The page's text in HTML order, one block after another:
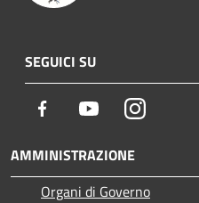
SEGUICI SU
Facebook YoutubeInstagram
AMMINISTRAZIONE
Organi di Governo